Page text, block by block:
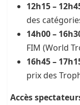
12h15 –
des
14h00 –
FIM (World
16h45 –
prix des
Accès